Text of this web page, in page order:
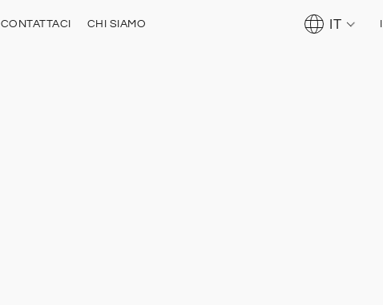
CONTATTACI CHI SIAMO IT